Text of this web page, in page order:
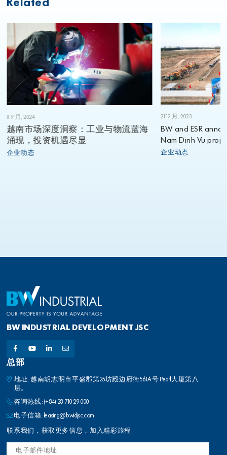
Related
11 9 月, 2024
越南市场深度洞察：工业与物流蓝海
涌现，投资机遇尽显
企业动态
21 12 月, 2023
BW and ESR
Nam Dinh Vu
企业动态
BW INDUSTRIAL DEVELOPMENT JSC
总部
地址: 越南胡志明市平盛郡第25坊殿边府街561A号 Pearl大厦第八
层。
咨询热线: (+84) 28 710 29 000
电子信箱: leasing@bwidjsc.com
联系我们，获取更多信息，加入精彩旅程